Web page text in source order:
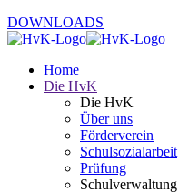
DOWNLOADS
Home
Die HvK
Die HvK
Über uns
Förderverein
Schulsozialarbeit
Prüfung
Schulverwaltung